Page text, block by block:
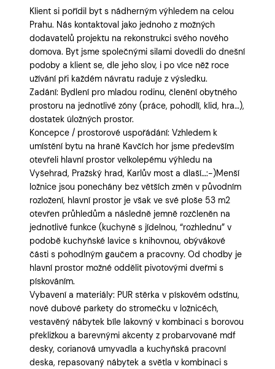
Klient si pořídil byt s nádherným výhledem na celou
Prahu. Nás kontaktoval jako jednoho z možných
dodavatelů projektu na rekonstrukci svého nového
domova. Byt jsme společnými silami dovedli do dnešní
podoby a klient se, dle jeho slov, i po více něž roce
užívání při každém návratu raduje z výsledku.
Zadání: Bydlení pro mladou rodinu, členění obytného
prostoru na jednotlivé zóny (práce, pohodlí, klid, hra…),
dostatek úložných prostor.
Koncepce / prostorové uspořádání: Vzhledem k
umístění bytu na hraně Kavčích hor jsme především
otevřeli hlavní prostor velkolepému výhledu na
Vyšehrad, Pražský hrad, Karlův most a dlaší…:-)Menší
ložnice jsou ponechány bez větších změn v původním
rozložení, hlavní prostor je však ve své ploše 53 m2
otevřen průhledům a následně jemně rozčleněn na
jednotlivé funkce (kuchyně s jídelnou, “rozhlednu” v
podobě kuchyňské lavice s knihovnou, obývákové
části s pohodlným gaučem a pracovny. Od chodby je
hlavní prostor možné oddělit pivotovými dveřmi s
pískováním.
Vybavení a materiály: PUR stěrka v pískovém odstínu,
nové dubové parkety do stromečku v ložnicéch,
vestavěný nábytek bíle lakovný v kombinaci s borovou
překližkou a barevnými akcenty z probarvované mdf
desky, corianová umyvadla a kuchyňská pracovní
deska, repasovaný nábytek a světla v kombinaci s